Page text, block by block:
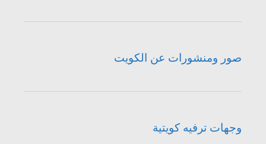
صور ومنشورات عن الكويت
وجهات ترفيه كويتية